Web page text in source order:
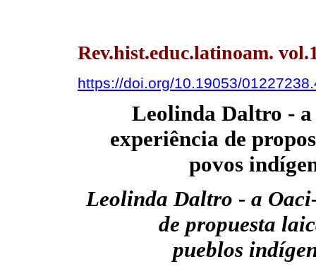
Rev.hist.educ.latinoam.
https://doi.org/10.19053/
Leolinda Daltro - a
experiência de
povos
Leolinda Daltro - a
de propuesta
pueblos